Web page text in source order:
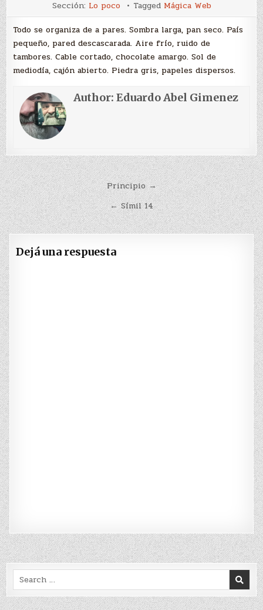
Sección: Lo poco Tagged Mágica Web
Todo se organiza de a pares. Sombra larga, pan seco. País
pequeño, pared descascarada. Aire frío, ruido de
tambores. Cable cortado, chocolate amargo. Sol de
mediodía, cajón abierto. Piedra gris, papeles dispersos.
Author:Eduardo Abel Gimenez
Navegación
de
entradas
Principio →
← Símil 14
Dejá una respuesta
Search
for: